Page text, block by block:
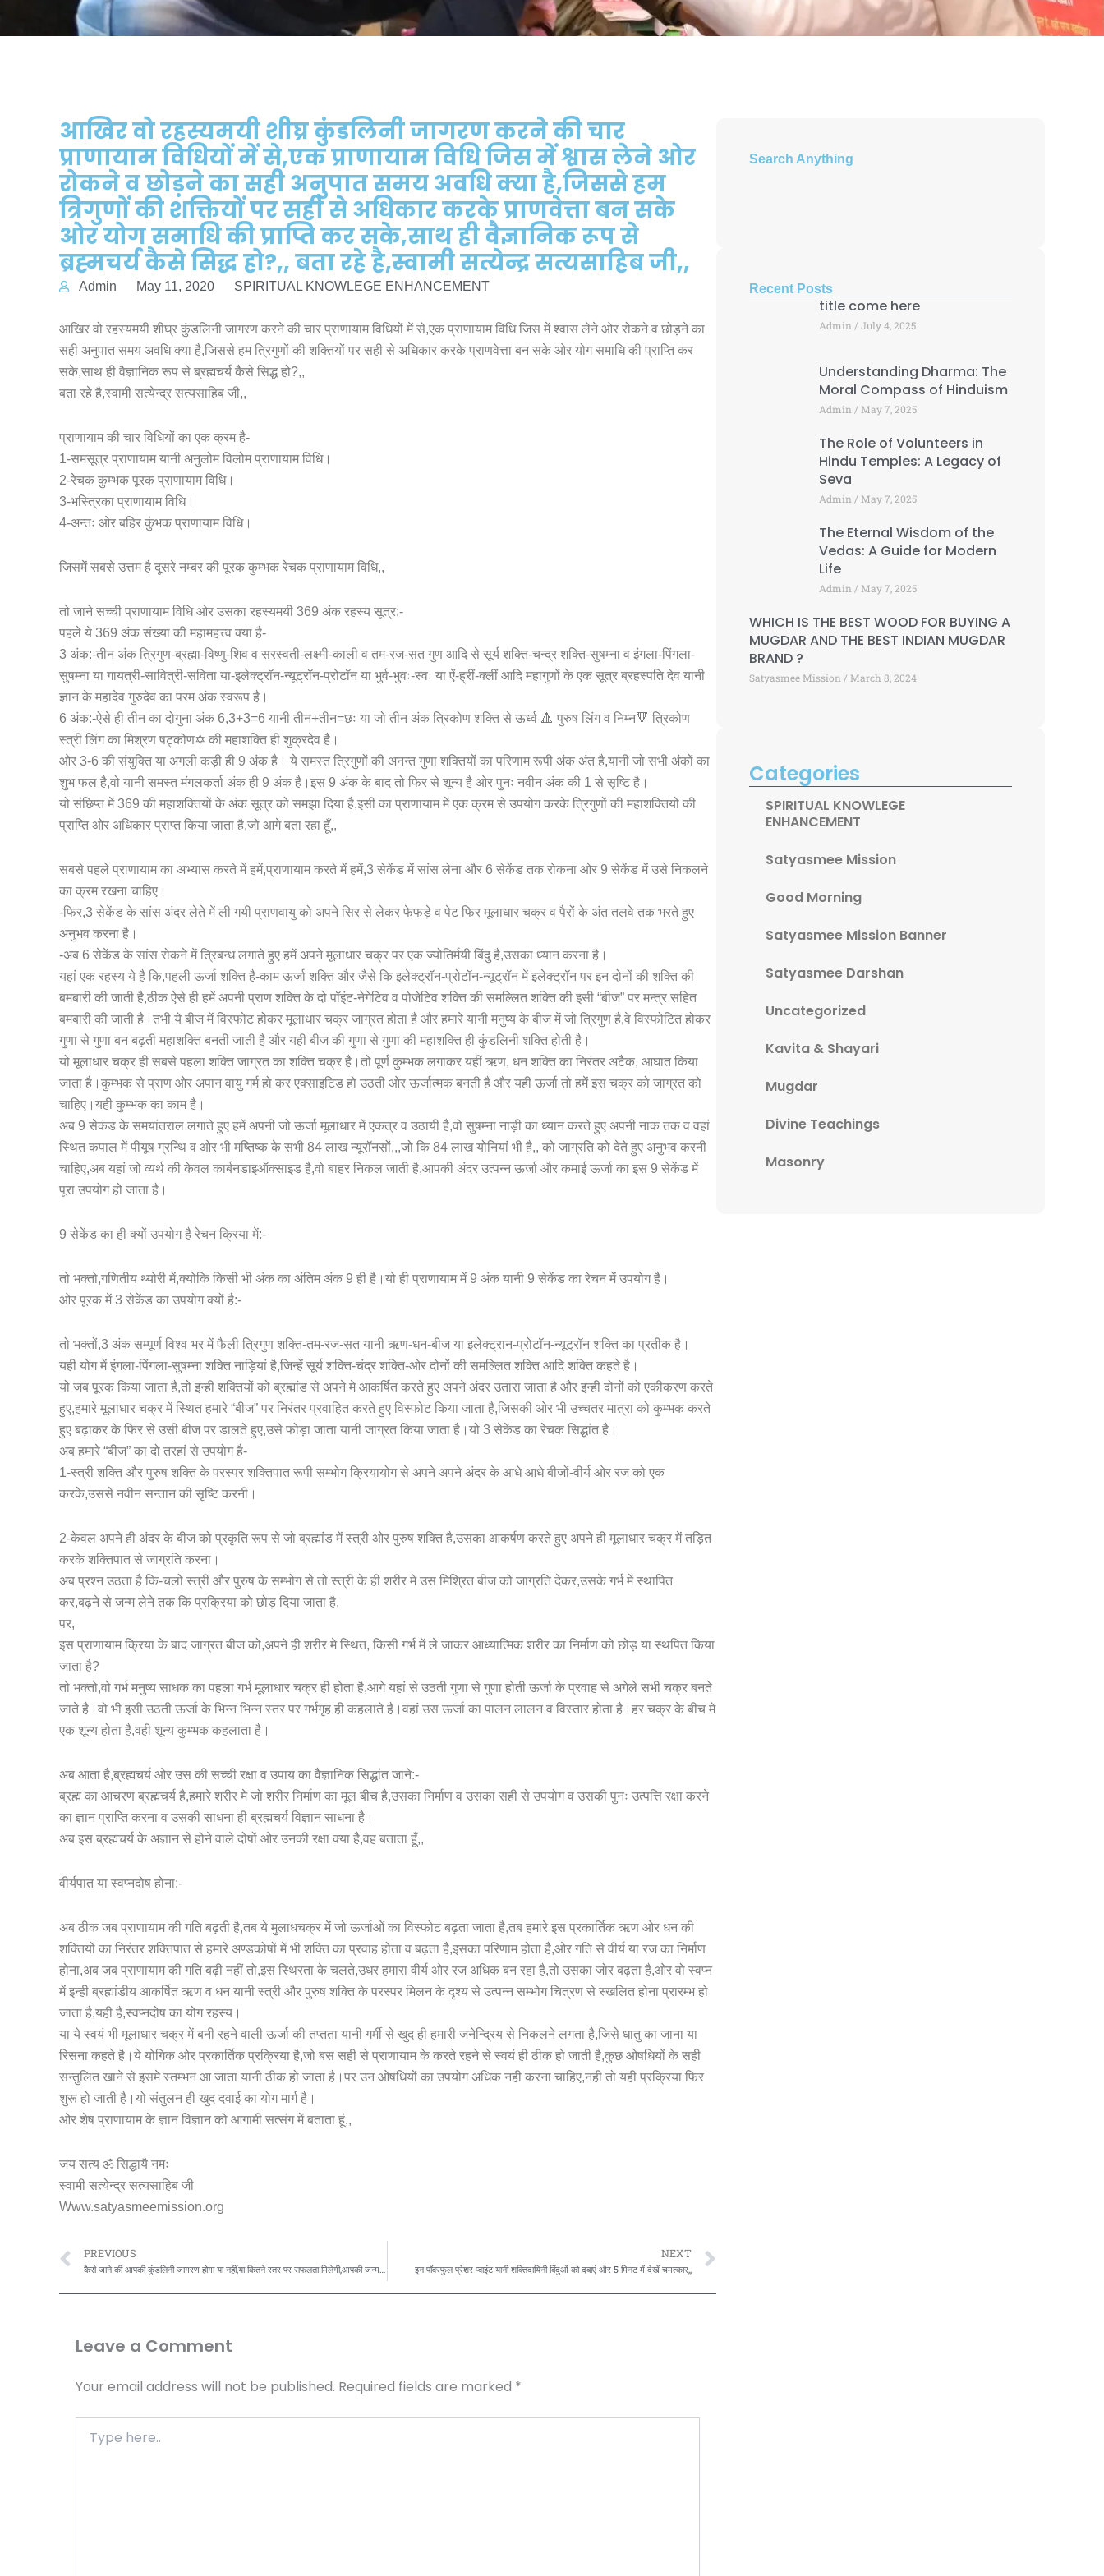
आखिर वो रहस्यमयी शीघ्र कुंडलिनी जागरण करने की चार
प्राणायाम विधियों में से,एक प्राणायाम विधि जिस में श्वास लेने ओर
रोकने व छोड़ने का सही अनुपात समय अवधि क्या है,जिससे हम
त्रिगुणों की शक्तियों पर सही से अधिकार करके प्राणवेत्ता बन सके
ओर योग समाधि की प्राप्ति कर सके,साथ ही वैज्ञानिक रूप से
ब्रह्मचर्य कैसे सिद्ध हो?,, बता रहे है,स्वामी सत्येन्द्र सत्यसाहिब जी,,
Admin May 11, 2020 SPIRITUAL KNOWLEGE ENHANCEMENT
आखिर वो रहस्यमयी शीघ्र कुंडलिनी जागरण करने की चार प्राणायाम विधियों में से,एक प्राणायाम विधि जिस में श्वास लेने ओर रोकने व छोड़ने का
सही अनुपात समय अवधि क्या है,जिससे हम त्रिगुणों की शक्तियों पर सही से अधिकार करके प्राणवेत्ता बन सके ओर योग समाधि की प्राप्ति कर
सके,साथ ही वैज्ञानिक रूप से ब्रह्मचर्य कैसे सिद्ध हो?,,
बता रहे है,स्वामी सत्येन्द्र सत्यसाहिब जी,,
प्राणायाम की चार विधियों का एक क्रम है-
1-समसूत्र प्राणायाम यानी अनुलोम विलोम प्राणायाम विधि।
2-रेचक कुम्भक पूरक प्राणायाम विधि।
3-भस्त्रिका प्राणायाम विधि।
4-अन्तः ओर बहिर कुंभक प्राणायाम विधि।
जिसमें सबसे उत्तम है दूसरे नम्बर की पूरक कुम्भक रेचक प्राणायाम विधि,,
तो जाने सच्ची प्राणायाम विधि ओर उसका रहस्यमयी 369 अंक रहस्य सूत्र:-
पहले ये 369 अंक संख्या की महामहत्त्व क्या है-
3 अंक:-तीन अंक त्रिगुण-ब्रह्मा-विष्णु-शिव व सरस्वती-लक्ष्मी-काली व तम-रज-सत गुण आदि से सूर्य शक्ति-चन्द्र शक्ति-सुषम्ना व इंगला-पिंगला-
सुषम्ना या गायत्री-सावित्री-सविता या-इलेक्ट्रॉन-न्यूट्रॉन-प्रोटॉन या भुर्व-भुवः-स्वः या ऐं-ह्रीं-क्लीं आदि महागुणों के एक सूत्र ब्रहस्पति देव यानी
ज्ञान के महादेव गुरुदेव का परम अंक स्वरूप है।
6 अंक:-ऐसे ही तीन का दोगुना अंक 6,3+3=6 यानी तीन+तीन=छः या जो तीन अंक त्रिकोण शक्ति से ऊर्ध्व 🔺 पुरुष लिंग व निम्न🔻 त्रिकोण
स्त्री लिंग का मिश्रण षट्कोण✡️ की महाशक्ति ही शुक्रदेव है।
ओर 3-6 की संयुक्ति या अगली कड़ी ही 9 अंक है। ये समस्त त्रिगुणों की अनन्त गुणा शक्तियों का परिणाम रूपी अंक अंत है,यानी जो सभी अंकों का
शुभ फल है,वो यानी समस्त मंगलकर्ता अंक ही 9 अंक है।इस 9 अंक के बाद तो फिर से शून्य है ओर पुनः नवीन अंक की 1 से सृष्टि है।
यो संछिप्त में 369 की महाशक्तियों के अंक सूत्र को समझा दिया है,इसी का प्राणायाम में एक क्रम से उपयोग करके त्रिगुणों की महाशक्तियों की
प्राप्ति ओर अधिकार प्राप्त किया जाता है,जो आगे बता रहा हूँ,,
सबसे पहले प्राणायाम का अभ्यास करते में हमें,प्राणायाम करते में हमें,3 सेकेंड में सांस लेना और 6 सेकेंड तक रोकना ओर 9 सेकेंड में उसे निकलने
का क्रम रखना चाहिए।
-फिर,3 सेकेंड के सांस अंदर लेते में ली गयी प्राणवायु को अपने सिर से लेकर फेफड़े व पेट फिर मूलाधार चक्र व पैरों के अंत तलवे तक भरते हुए
अनुभव करना है।
-अब 6 सेकेंड के सांस रोकने में त्रिबन्ध लगाते हुए हमें अपने मूलाधार चक्र पर एक ज्योतिर्मयी बिंदु है,उसका ध्यान करना है।
यहां एक रहस्य ये है कि,पहली ऊर्जा शक्ति है-काम ऊर्जा शक्ति और जैसे कि इलेक्ट्रॉन-प्रोटॉन-न्यूट्रॉन में इलेक्ट्रॉन पर इन दोनों की शक्ति की
बमबारी की जाती है,ठीक ऐसे ही हमें अपनी प्राण शक्ति के दो पॉइंट-नेगेटिव व पोजेटिव शक्ति की समल्लित शक्ति की इसी “बीज” पर मन्त्र सहित
बमबारी की जाती है।तभी ये बीज में विस्फोट होकर मूलाधार चक्र जाग्रत होता है और हमारे यानी मनुष्य के बीज में जो त्रिगुण है,वे विस्फोटित होकर
गुणा से गुणा बन बढ़ती महाशक्ति बनती जाती है और यही बीज की गुणा से गुणा की महाशक्ति ही कुंडलिनी शक्ति होती है।
यो मूलाधार चक्र ही सबसे पहला शक्ति जाग्रत का शक्ति चक्र है।तो पूर्ण कुम्भक लगाकर यहीं ऋण, धन शक्ति का निरंतर अटैक, आघात किया
जाता है।कुम्भक से प्राण ओर अपान वायु गर्म हो कर एक्साइटिड हो उठती ओर ऊर्जात्मक बनती है और यही ऊर्जा तो हमें इस चक्र को जाग्रत को
चाहिए।यही कुम्भक का काम है।
अब 9 सेकंड के समयांतराल लगाते हुए हमें अपनी जो ऊर्जा मूलाधार में एकत्र व उठायी है,वो सुषम्ना नाड़ी का ध्यान करते हुए अपनी नाक तक व वहां
स्थित कपाल में पीयूष ग्रन्थि व ओर भी मष्तिष्क के सभी 84 लाख न्यूरॉनसों,,,जो कि 84 लाख योनियां भी है,, को जाग्रति को देते हुए अनुभव करनी
चाहिए,अब यहां जो व्यर्थ की केवल कार्बनडाइऑक्साइड है,वो बाहर निकल जाती है,आपकी अंदर उत्पन्न ऊर्जा और कमाई ऊर्जा का इस 9 सेकेंड में
पूरा उपयोग हो जाता है।
9 सेकेंड का ही क्यों उपयोग है रेचन क्रिया में:-
तो भक्तो,गणितीय थ्योरी में,क्योकि किसी भी अंक का अंतिम अंक 9 ही है।यो ही प्राणायाम में 9 अंक यानी 9 सेकेंड का रेचन में उपयोग है।
ओर पूरक में 3 सेकेंड का उपयोग क्यों है:-
तो भक्तों,3 अंक सम्पूर्ण विश्व भर में फैली त्रिगुण शक्ति-तम-रज-सत यानी ऋण-धन-बीज या इलेक्ट्रान-प्रोटॉन-न्यूट्रॉन शक्ति का प्रतीक है।
यही योग में इंगला-पिंगला-सुषम्ना शक्ति नाड़ियां है,जिन्हें सूर्य शक्ति-चंद्र शक्ति-ओर दोनों की समल्लित शक्ति आदि शक्ति कहते है।
यो जब पूरक किया जाता है,तो इन्ही शक्तियों को ब्रह्मांड से अपने मे आकर्षित करते हुए अपने अंदर उतारा जाता है और इन्ही दोनों को एकीकरण करते
हुए,हमारे मूलाधार चक्र में स्थित हमारे “बीज” पर निरंतर प्रवाहित करते हुए विस्फोट किया जाता है,जिसकी ओर भी उच्चतर मात्रा को कुम्भक करते
हुए बढ़ाकर के फिर से उसी बीज पर डालते हुए,उसे फोड़ा जाता यानी जाग्रत किया जाता है।यो 3 सेकेंड का रेचक सिद्धांत है।
अब हमारे “बीज” का दो तरहां से उपयोग है-
1-स्त्री शक्ति और पुरुष शक्ति के परस्पर शक्तिपात रूपी सम्भोग क्रियायोग से अपने अपने अंदर के आधे आधे बीजों-वीर्य ओर रज को एक
करके,उससे नवीन सन्तान की सृष्टि करनी।
2-केवल अपने ही अंदर के बीज को प्रकृति रूप से जो ब्रह्मांड में स्त्री ओर पुरुष शक्ति है,उसका आकर्षण करते हुए अपने ही मूलाधार चक्र में तड़ित
करके शक्तिपात से जाग्रति करना।
अब प्रश्न उठता है कि-चलो स्त्री और पुरुष के सम्भोग से तो स्त्री के ही शरीर मे उस मिश्रित बीज को जाग्रति देकर,उसके गर्भ में स्थापित
कर,बढ़ने से जन्म लेने तक कि प्रक्रिया को छोड़ दिया जाता है,
पर,
इस प्राणायाम क्रिया के बाद जाग्रत बीज को,अपने ही शरीर मे स्थित, किसी गर्भ में ले जाकर आध्यात्मिक शरीर का निर्माण को छोड़ या स्थपित किया
जाता है?
तो भक्तो,वो गर्भ मनुष्य साधक का पहला गर्भ मूलाधार चक्र ही होता है,आगे यहां से उठती गुणा से गुणा होती ऊर्जा के प्रवाह से अगेले सभी चक्र बनते
जाते है।वो भी इसी उठती ऊर्जा के भिन्न भिन्न स्तर पर गर्भगृह ही कहलाते है।वहां उस ऊर्जा का पालन लालन व विस्तार होता है।हर चक्र के बीच मे
एक शून्य होता है,वही शून्य कुम्भक कहलाता है।
अब आता है,ब्रह्मचर्य ओर उस की सच्ची रक्षा व उपाय का वैज्ञानिक सिद्धांत जाने:-
ब्रह्म का आचरण ब्रह्मचर्य है,हमारे शरीर मे जो शरीर निर्माण का मूल बीच है,उसका निर्माण व उसका सही से उपयोग व उसकी पुनः उत्पत्ति रक्षा करने
का ज्ञान प्राप्ति करना व उसकी साधना ही ब्रह्मचर्य विज्ञान साधना है।
अब इस ब्रह्मचर्य के अज्ञान से होने वाले दोषों ओर उनकी रक्षा क्या है,वह बताता हूँ,,
वीर्यपात या स्वप्नदोष होना:-
अब ठीक जब प्राणायाम की गति बढ़ती है,तब ये मुलाधचक्र में जो ऊर्जाओं का विस्फोट बढ़ता जाता है,तब हमारे इस प्रकार्तिक ऋण ओर धन की
शक्तियों का निरंतर शक्तिपात से हमारे अण्डकोषों में भी शक्ति का प्रवाह होता व बढ़ता है,इसका परिणाम होता है,ओर गति से वीर्य या रज का निर्माण
होना,अब जब प्राणायाम की गति बढ़ी नहीं तो,इस स्थिरता के चलते,उधर हमारा वीर्य ओर रज अधिक बन रहा है,तो उसका जोर बढ़ता है,ओर वो स्वप्न
में इन्ही ब्रह्मांडीय आकर्षित ऋण व धन यानी स्त्री और पुरुष शक्ति के परस्पर मिलन के दृश्य से उत्पन्न सम्भोग चित्रण से स्खलित होना प्रारम्भ हो
जाता है,यही है,स्वप्नदोष का योग रहस्य।
या ये स्वयं भी मूलाधार चक्र में बनी रहने वाली ऊर्जा की तप्तता यानी गर्मी से खुद ही हमारी जनेन्द्रिय से निकलने लगता है,जिसे धातु का जाना या
रिसना कहते है।ये योगिक ओर प्रकार्तिक प्रक्रिया है,जो बस सही से प्राणायाम के करते रहने से स्वयं ही ठीक हो जाती है,कुछ ओषधियों के सही
सन्तुलित खाने से इसमे स्तम्भन आ जाता यानी ठीक हो जाता है।पर उन ओषधियों का उपयोग अधिक नही करना चाहिए,नही तो यही प्रक्रिया फिर
शुरू हो जाती है।यो संतुलन ही खुद दवाई का योग मार्ग है।
ओर शेष प्राणायाम के ज्ञान विज्ञान को आगामी सत्संग में बताता हूं,,
जय सत्य ॐ सिद्धायै नमः
स्वामी सत्येन्द्र सत्यसाहिब जी
Www.satyasmeemission.org
Prev
PREVIOUS
कैसे जाने की आपकी कुंडलिनी जागरण होगा या नहीं,या कितने स्तर पर सफलता मिलेगी,आपकी जन्म कुंडली मे,आपकी कुंडलिनी जागरण के लिए कौन से मुख्य ग्रह है?बता रहे है,स्वामी सत्येंद्र सत्यसाहिब जी,,,
NEXT
इन पॉवरफुल प्रेशर प्वाइंट यानी शक्तिदायिनी बिंदुओं को दबाएं और 5 मिनट में देखें चमत्कार,,
Leave a Comment
Your email address will not be published. Required fields are marked *
here..
Search Anything
Recent Posts
title come here
Admin July 4, 2025
Understanding Dharma: The
Moral Compass of Hinduism
Admin May 7, 2025
The Role of Volunteers in
Hindu Temples: A Legacy of
Seva
Admin May 7, 2025
The Eternal Wisdom of the
Vedas: A Guide for Modern
Life
Admin May 7, 2025
WHICH IS THE BEST WOOD FOR BUYING A
MUGDAR AND THE BEST INDIAN MUGDAR
BRAND ?
Satyasmee Mission March 8, 2024
Categories
SPIRITUAL KNOWLEGE
ENHANCEMENT
Satyasmee Mission
Good Morning
Satyasmee Mission Banner
Satyasmee Darshan
Uncategorized
Kavita & Shayari
Mugdar
Divine Teachings
Masonry